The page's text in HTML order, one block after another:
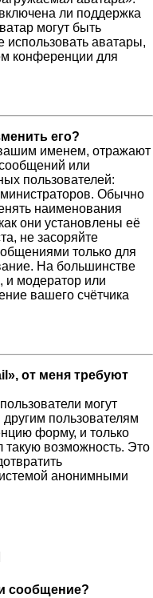
ли поддержка
могут быть
аватары,
конференции для
его?
именем, отражают
или
пользователей:
Обычно
наименования
они установлены её
не засоряйте
только для
На большинстве
и модератор или
вашего счётчика
от меня требуют
могут
пользователям
форму, и только
такую возможность. Это
анонимными
сообщение?